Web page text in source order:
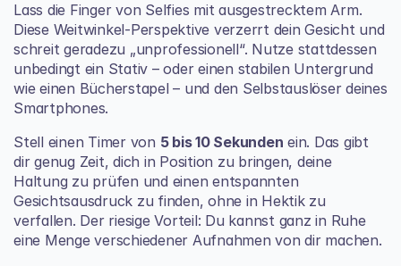
Lass die Finger von Selfies mit ausgestrecktem Arm.
Diese Weitwinkel-Perspektive verzerrt dein Gesicht und
schreit geradezu „unprofessionell“. Nutze stattdessen
unbedingt ein Stativ – oder einen stabilen Untergrund
wie einen Bücherstapel – und den Selbstauslöser deines
Smartphones.
Stell einen Timer von 5 bis 10 Sekunden ein. Das gibt
dir genug Zeit, dich in Position zu bringen, deine
Haltung zu prüfen und einen entspannten
Gesichtsausdruck zu finden, ohne in Hektik zu
verfallen. Der riesige Vorteil: Du kannst ganz in Ruhe
eine Menge verschiedener Aufnahmen von dir machen.